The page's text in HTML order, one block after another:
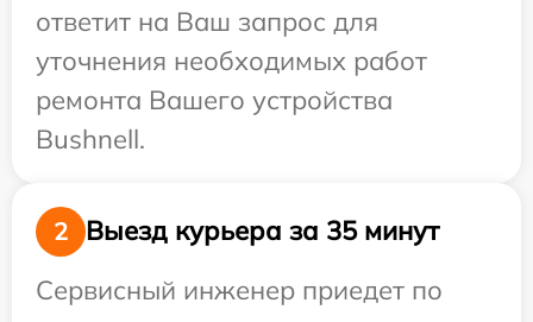
ответит на Ваш запрос для
уточнения необходимых работ
ремонта Вашего устройства
Bushnell.
2
Выезд курьера за 35 минут
Сервисный инженер приедет по